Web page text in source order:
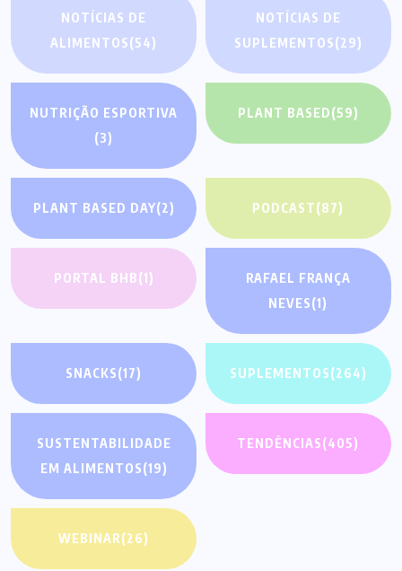
NOTÍCIAS DE
ALIMENTOS(54)
NOTÍCIAS DE
SUPLEMENTOS(29)
NUTRIÇÃO ESPORTIVA
(3)
PLANT BASED(59)
PLANT BASED DAY(2) PODCAST(87)
PORTAL BHB(1)
RAFAEL FRANÇA
NEVES(1)
SNACKS(17) SUPLEMENTOS(264)
SUSTENTABILIDADE
EM ALIMENTOS(19)
TENDÊNCIAS(405)
WEBINAR(26)